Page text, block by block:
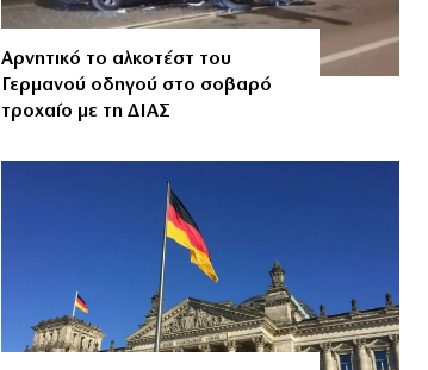
Αρνητικό το αλκοτέστ του
Γερμανού οδηγού στο σοβαρό
τροχαίο με τη ΔΙΑΣ